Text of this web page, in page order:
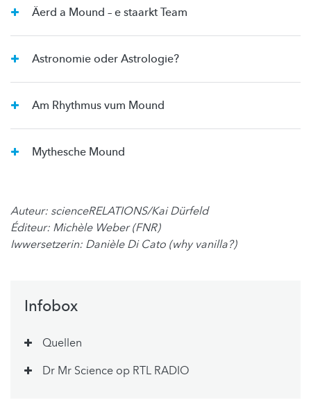
Äerd a Mound – e staarkt Team
Astronomie oder Astrologie?
Am Rhythmus vum Mound
Mythesche Mound
Auteur: scienceRELATIONS/Kai Dürfeld
Éditeur: Michèle Weber (FNR)
Iwwersetzerin: Danièle Di Cato (why vanilla?)
Infobox
Quellen
Dr Mr Science op RTL RADIO